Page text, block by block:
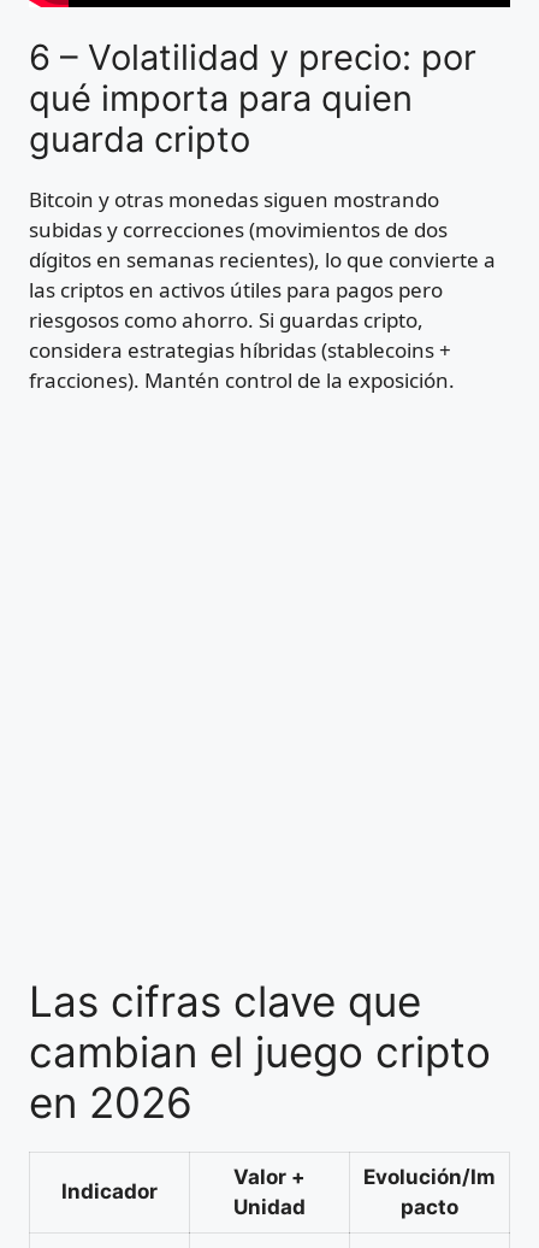
6 – Volatilidad y precio: por
qué importa para quien
guarda cripto
Bitcoin y otras monedas siguen mostrando
subidas y correcciones (movimientos de dos
dígitos en semanas recientes), lo que convierte a
las criptos en activos útiles para pagos pero
riesgosos como ahorro. Si guardas cripto,
considera estrategias híbridas (stablecoins +
fracciones). Mantén control de la exposición.
Las cifras clave que
cambian el juego cripto
en 2026
Indicador
Valor +
Unidad
Evolución/Im
pacto